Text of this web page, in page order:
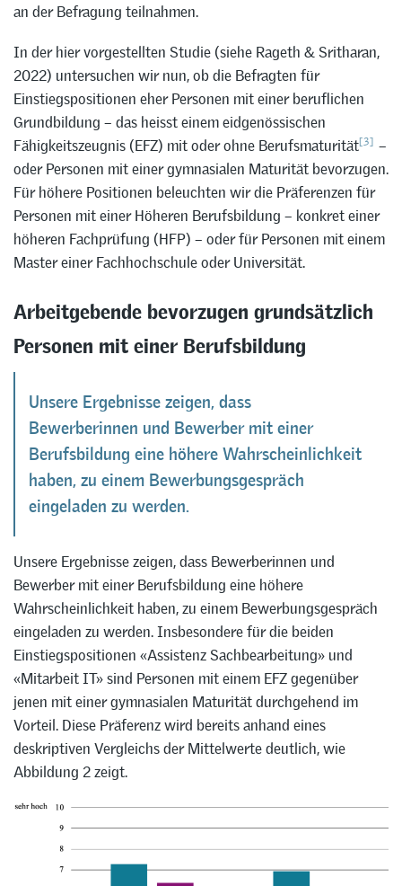
an der Befragung teilnahmen.
In der hier vorgestellten Studie (siehe Rageth & Sritharan,
2022) untersuchen wir nun, ob die Befragten für
Einstiegspositionen eher Personen mit einer beruflichen
Grundbildung – das heisst einem eidgenössischen
Fähigkeitszeugnis (EFZ) mit oder ohne Berufsmaturität[3] –
oder Personen mit einer gymnasialen Maturität bevorzugen.
Für höhere Positionen beleuchten wir die Präferenzen für
Personen mit einer Höheren Berufsbildung – konkret einer
höheren Fachprüfung (HFP) – oder für Personen mit einem
Master einer Fachhochschule oder Universität.
Arbeitgebende bevorzugen grundsätzlich
Personen mit einer Berufsbildung
Unsere Ergebnisse zeigen, dass
Bewerberinnen und Bewerber mit einer
Berufsbildung eine höhere Wahrscheinlichkeit
haben, zu einem Bewerbungsgespräch
eingeladen zu werden.
Unsere Ergebnisse zeigen, dass Bewerberinnen und
Bewerber mit einer Berufsbildung eine höhere
Wahrscheinlichkeit haben, zu einem Bewerbungsgespräch
eingeladen zu werden. Insbesondere für die beiden
Einstiegspositionen «Assistenz Sachbearbeitung» und
«Mitarbeit IT» sind Personen mit einem EFZ gegenüber
jenen mit einer gymnasialen Maturität durchgehend im
Vorteil. Diese Präferenz wird bereits anhand eines
deskriptiven Vergleichs der Mittelwerte deutlich, wie
Abbildung 2 zeigt.